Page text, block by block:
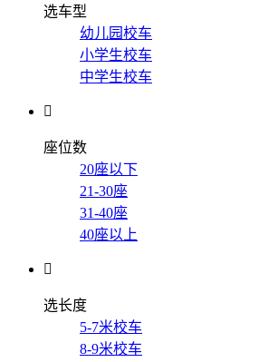
选车型
幼儿园校车
小学生校车
中学生校车

座位数
20座以下
21-30座
31-40座
40座以上

选长度
5-7米校车
8-9米校车